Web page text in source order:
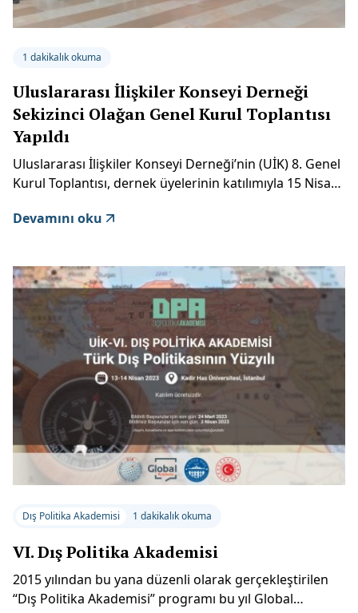
1 dakikalık okuma
Uluslararası İlişkiler Konseyi Derneği
Sekizinci Olağan Genel Kurul Toplantısı
Yapıldı
Uluslararası İlişkiler Konseyi Derneği’nin (UİK) 8. Genel
Kurul Toplantısı, dernek üyelerinin katılımıyla 15 Nisan
gerçekleştirildi. Saygı duruşu ve İstiklal Marşı’nın
oluşan Divan Heyeti’nin seçilmesinin ardından ilk
olarak gündem oylanarak kabul edildi. Geçmiş dönem
UİK Yönetim Kurulu adına Prof. Dr. Mustafa Aydın’ın
dönem çalışmalarını anlatan raporunun ardından
Yönetim Kurulu, geçmiş dönem UİK Denetleme Kurulu
adına Prof. Dr. Ayça Ergun’un raporunun ardından da
Denetleme Kurulu oy birliğiyle ibra edildi.
Devamını oku
Dış Politika Akademisi 1 dakikalık okuma
VI. Dış Politika Akademisi
2015 yılından bu yana düzenli olarak gerçekleştirilen
“Dış Politika Akademisi” programı bu yıl Global